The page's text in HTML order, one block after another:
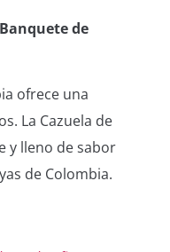
de
ofrece una
La Cazuela de
y lleno de sabor
de Colombia.